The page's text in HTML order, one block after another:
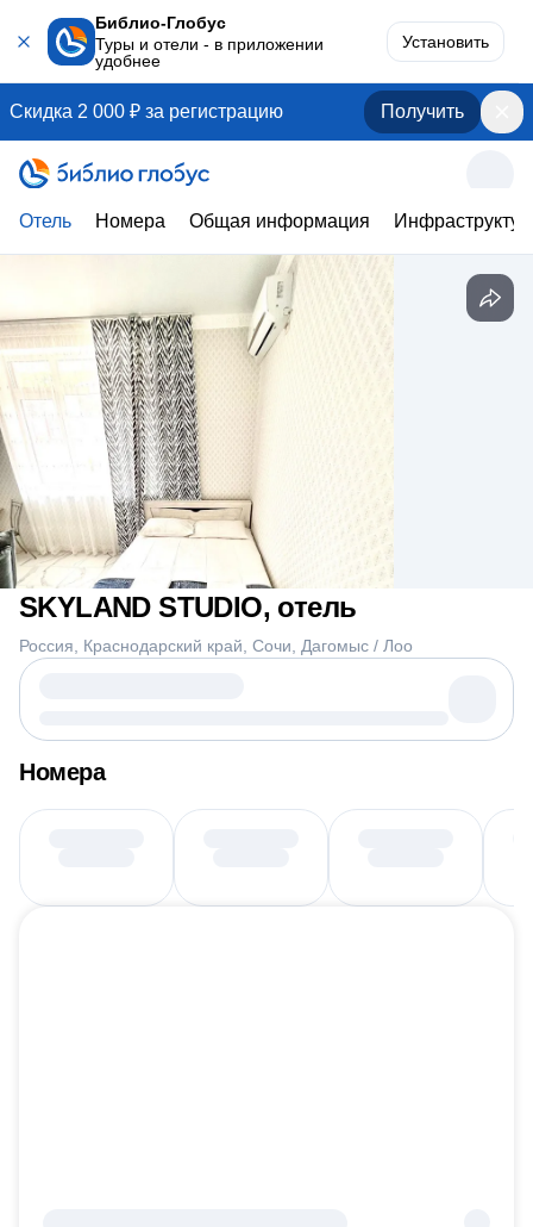
Библио-Глобус
Туры и отели - в приложении
удобнее
Установить
Скидка 2 000 ₽ за регистрацию Получить
Отель Номера Общая информация
SKYLAND STUDIO, отель
Россия Краснодарский край Сочи Дагомыс / Лоо
Номера